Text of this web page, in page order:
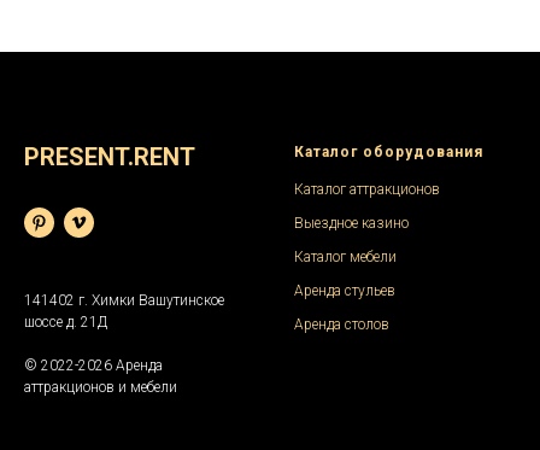
PRESENT.RENT
141402 г. Химки Вашутинское
шоссе д. 21Д
© 2022-2026 Аренда
аттракционов и мебели
Каталог оборудования
Каталог аттракционов
Выездное казино
Каталог мебели
Аренда стульев
Аренда столов